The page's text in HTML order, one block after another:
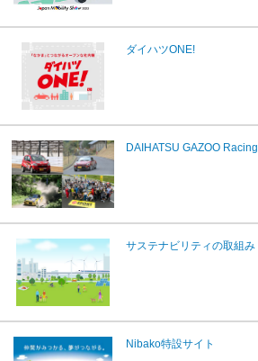
ダイハツONE!
DAIHATSU GAZOO Racing
サステナビリティの取組み
Nibako特設サイト